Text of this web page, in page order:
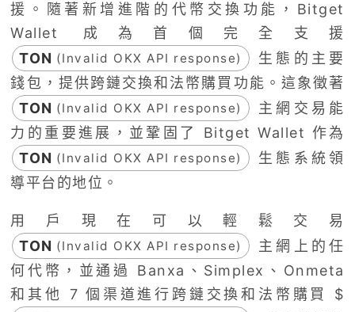
援。隨著新增進階的代幣交換功能，Bitget
Wallet 成為首個完全支援
TON (Invalid OKX API response)
生態的主要
錢包，提供跨鏈交換和法幣購買功能。這象徵著
TON (Invalid OKX API response)
主網交易能
力的重要進展，並鞏固了 Bitget Wallet 作為
TON (Invalid OKX API response)
生態系統領
導平台的地位。
用戶現在可以輕鬆交易
TON (Invalid OKX API response)
主網上的任
何代幣，並通過 Banxa、Simplex、Onmeta
和其他 7 個渠道進行跨鏈交換和法幣購買 $